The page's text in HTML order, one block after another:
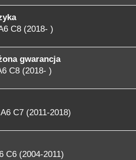
C8 (2018- )
gwarancja
C8 (2018- )
A6 C7 (2011-2018)
C6 (2004-2011)